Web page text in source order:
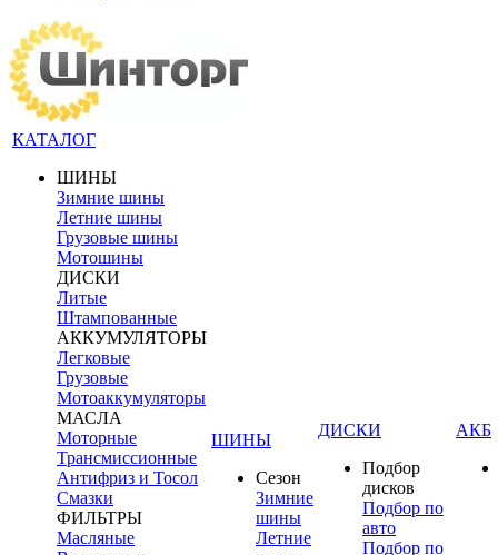
КАТАЛОГ
ШИНЫ
Зимние шины
Летние шины
Грузовые шины
Мотошины
ДИСКИ
Литые
Штампованные
АККУМУЛЯТОРЫ
Легковые
Грузовые
Мотоаккумуляторы
МАСЛА
Моторные
Трансмиссионные
Антифриз и Тосол
Смазки
ФИЛЬТРЫ
Масляные
ШИНЫ
Сезон
Зимние
шины
Летние
ДИСКИ
Подбор
дисков
Подбор по
авто
Подбор по
АКБ